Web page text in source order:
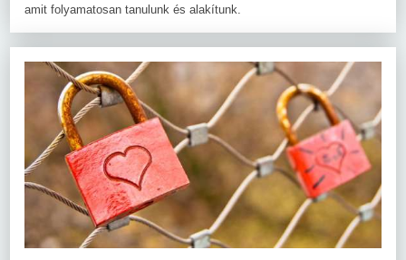
amit folyamatosan tanulunk és alakítunk.